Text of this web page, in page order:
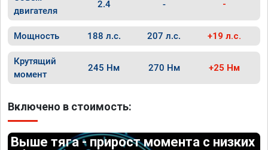
двигателя
2.4 - -
Мощность 188 л.с. 207 л.с. +19 л.с.
Крутящий
момент
245 Нм 270 Нм +25 Нм
Включено в стоимость:
Выше тяга - прирост момента с низких